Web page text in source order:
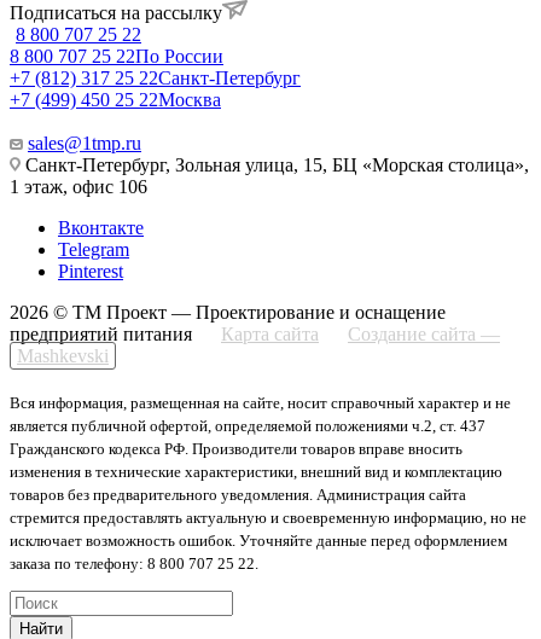
Подписаться на рассылку
8 800 707 25 22
8 800 707 25 22По России
+7 (812) 317 25 22Санкт-Петербург
+7 (499) 450 25 22Москва
sales@1tmp.ru
Санкт-Петербург, Зольная улица, 15, БЦ «Морская столица»,
1 этаж, офис 106
Вконтакте
Telegram
Pinterest
2026 © ТМ Проект — Проектирование и оснащение
предприятий питания
Карта сайта
Создание сайта —
Mashkevski
Вся информация, размещенная на сайте, носит справочный характер и не
является публичной офертой, определяемой положениями ч.2, ст. 437
Гражданского кодекса РФ. Производители товаров вправе вносить
изменения в технические характеристики, внешний вид и комплектацию
товаров без предварительного уведомления. Администрация сайта
стремится предоставлять актуальную и своевременную информацию, но не
исключает возможность ошибок. Уточняйте данные перед оформлением
заказа по телефону: 8 800 707 25 22.
Найти